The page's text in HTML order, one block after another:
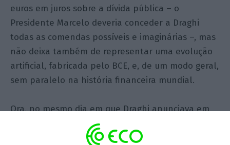
euros em juros sobre a dívida pública – o
Presidente Marcelo deveria conceder a Draghi
todas as comendas possíveis e imaginárias –, mas
não deixa também de representar uma evolução
artificial, fabricada pelo BCE, e, de um modo geral,
sem paralelo na história financeira mundial.
Ora, no mesmo dia em que Draghi anunciava em
Sintra que o BCE poderia regressar à aquisição de
activos financeiros, o Facebook e várias empresas